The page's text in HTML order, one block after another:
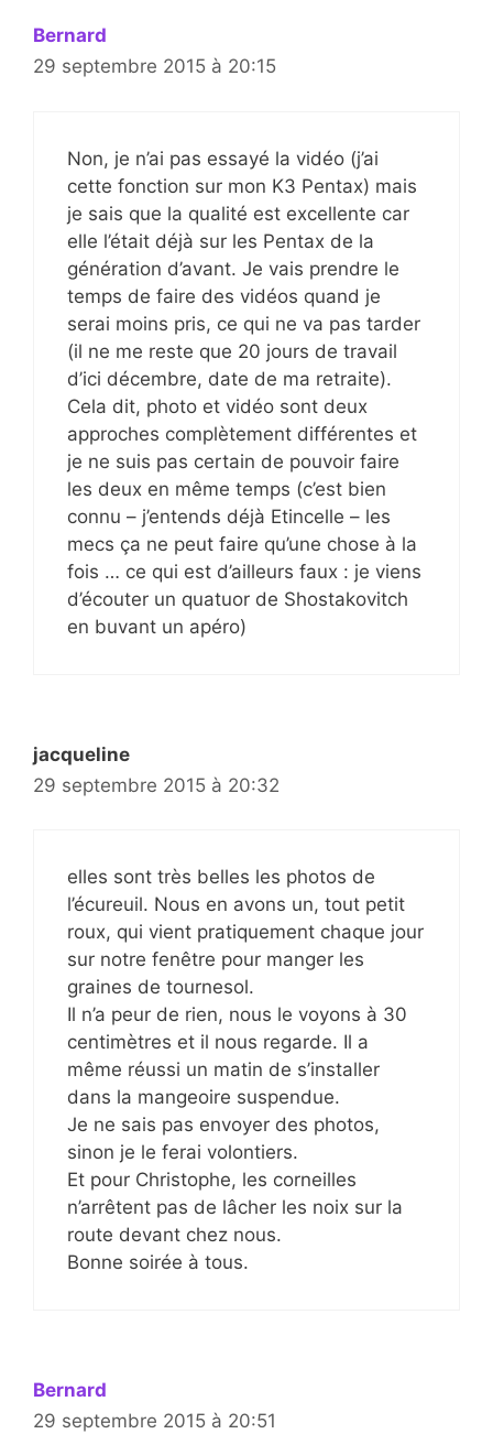
Bernard
29 septembre 2015 à 20:15
Non, je n’ai pas essayé la vidéo (j’ai
cette fonction sur mon K3 Pentax) mais
je sais que la qualité est excellente car
elle l’était déjà sur les Pentax de la
génération d’avant. Je vais prendre le
temps de faire des vidéos quand je
serai moins pris, ce qui ne va pas tarder
(il ne me reste que 20 jours de travail
d’ici décembre, date de ma retraite).
Cela dit, photo et vidéo sont deux
approches complètement différentes et
je ne suis pas certain de pouvoir faire
les deux en même temps (c’est bien
connu – j’entends déjà Etincelle – les
mecs ça ne peut faire qu’une chose à la
fois … ce qui est d’ailleurs faux : je viens
d’écouter un quatuor de Shostakovitch
en buvant un apéro)
jacqueline
29 septembre 2015 à 20:32
elles sont très belles les photos de
l’écureuil. Nous en avons un, tout petit
roux, qui vient pratiquement chaque jour
sur notre fenêtre pour manger les
graines de tournesol.
Il n’a peur de rien, nous le voyons à 30
centimètres et il nous regarde. Il a
même réussi un matin de s’installer
dans la mangeoire suspendue.
Je ne sais pas envoyer des photos,
sinon je le ferai volontiers.
Et pour Christophe, les corneilles
n’arrêtent pas de lâcher les noix sur la
route devant chez nous.
Bonne soirée à tous.
Bernard
29 septembre 2015 à 20:51